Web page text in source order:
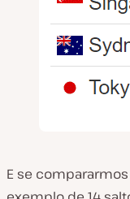
E se